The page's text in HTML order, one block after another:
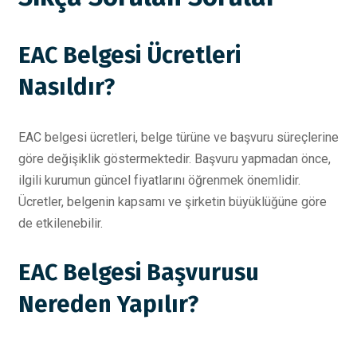
EAC Belgesi Ücretleri
Nasıldır?
EAC belgesi ücretleri, belge türüne ve başvuru süreçlerine
göre değişiklik göstermektedir. Başvuru yapmadan önce,
ilgili kurumun güncel fiyatlarını öğrenmek önemlidir.
Ücretler, belgenin kapsamı ve şirketin büyüklüğüne göre
de etkilenebilir.
EAC Belgesi Başvurusu
Nereden Yapılır?